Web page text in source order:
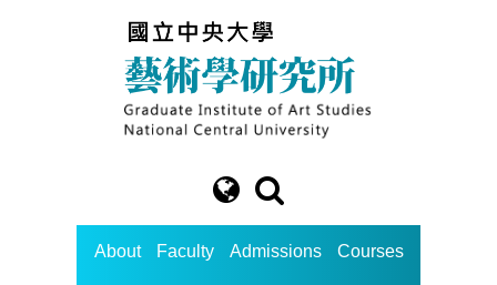
About Faculty Admissions Courses